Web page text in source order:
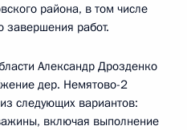
района, в том числе
завершения работ.
Александр Дрозденко
дер. Немятово-2
следующих вариантов:
включая выполнение